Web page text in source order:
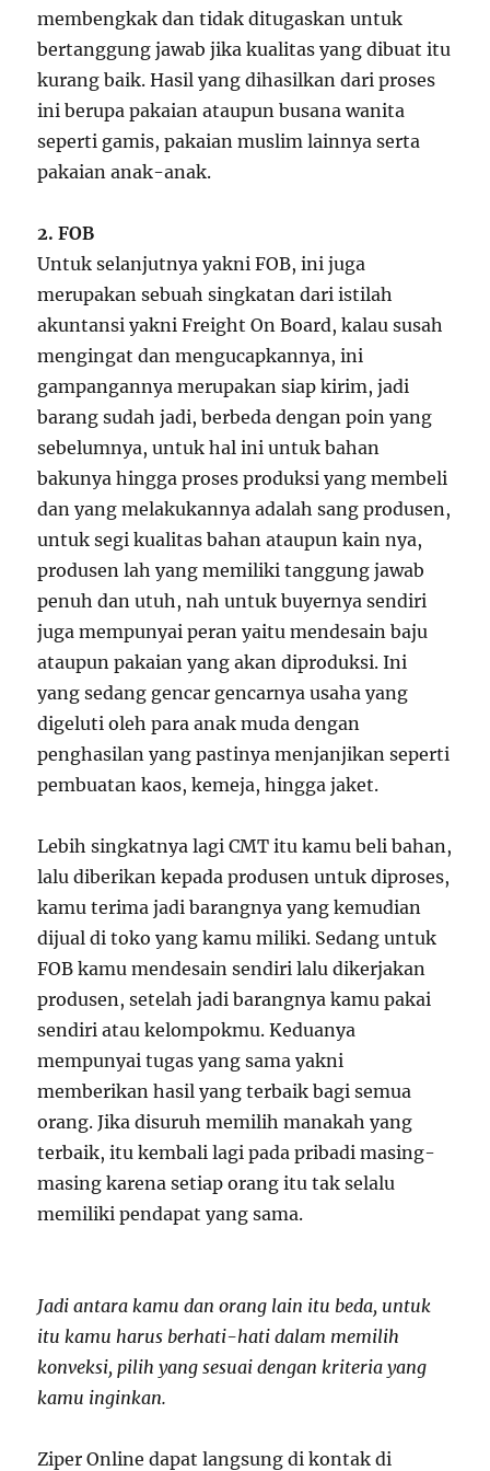
membengkak dan tidak ditugaskan untuk
bertanggung jawab jika kualitas yang dibuat itu
kurang baik. Hasil yang dihasilkan dari proses
ini berupa pakaian ataupun busana wanita
seperti gamis, pakaian muslim lainnya serta
pakaian anak-anak.
2. FOB
Untuk selanjutnya yakni FOB, ini juga
merupakan sebuah singkatan dari istilah
akuntansi yakni Freight On Board, kalau susah
mengingat dan mengucapkannya, ini
gampangannya merupakan siap kirim, jadi
barang sudah jadi, berbeda dengan poin yang
sebelumnya, untuk hal ini untuk bahan
bakunya hingga proses produksi yang membeli
dan yang melakukannya adalah sang produsen,
untuk segi kualitas bahan ataupun kain nya,
produsen lah yang memiliki tanggung jawab
penuh dan utuh, nah untuk buyernya sendiri
juga mempunyai peran yaitu mendesain baju
ataupun pakaian yang akan diproduksi. Ini
yang sedang gencar gencarnya usaha yang
digeluti oleh para anak muda dengan
penghasilan yang pastinya menjanjikan seperti
pembuatan kaos, kemeja, hingga jaket.
Lebih singkatnya lagi CMT itu kamu beli bahan,
lalu diberikan kepada produsen untuk diproses,
kamu terima jadi barangnya yang kemudian
dijual di toko yang kamu miliki. Sedang untuk
FOB kamu mendesain sendiri lalu dikerjakan
produsen, setelah jadi barangnya kamu pakai
sendiri atau kelompokmu. Keduanya
mempunyai tugas yang sama yakni
memberikan hasil yang terbaik bagi semua
orang. Jika disuruh memilih manakah yang
terbaik, itu kembali lagi pada pribadi masing-
masing karena setiap orang itu tak selalu
memiliki pendapat yang sama.
Jadi antara kamu dan orang lain itu beda, untuk
itu kamu harus berhati-hati dalam memilih
konveksi, pilih yang sesuai dengan kriteria yang
kamu inginkan.
Ziper Online dapat langsung di kontak di